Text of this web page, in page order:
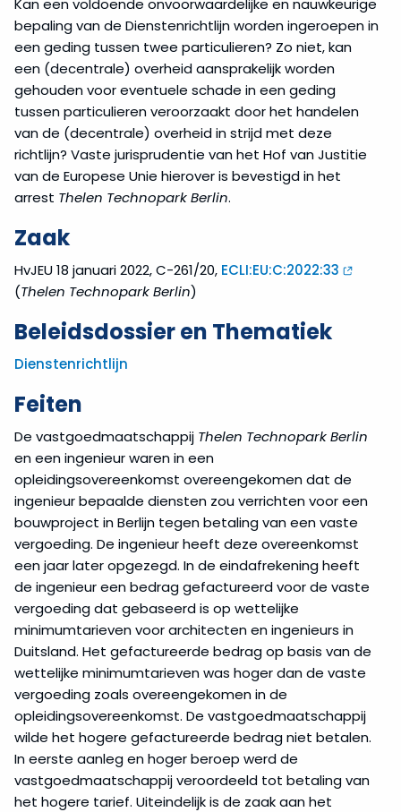
bepaling van de Dienstenrichtlijn worden ingeroepen in
een geding tussen twee particulieren? Zo niet, kan
een (decentrale) overheid aansprakelijk worden
gehouden voor eventuele schade in een geding
tussen particulieren veroorzaakt door het handelen
van de (decentrale) overheid in strijd met deze
richtlijn? Vaste jurisprudentie van het Hof van Justitie
van de Europese Unie hierover is bevestigd in het
arrest Thelen Technopark Berlin.
Zaak
HvJEU 18 januari 2022, C-261/20, ECLI:EU:C:2022:33
(Thelen Technopark Berlin)
Beleidsdossier en Thematiek
Dienstenrichtlijn
Feiten
De vastgoedmaatschappij Thelen Technopark Berlin
en een ingenieur waren in een
opleidingsovereenkomst overeengekomen dat de
ingenieur bepaalde diensten zou verrichten voor een
bouwproject in Berlijn tegen betaling van een vaste
vergoeding. De ingenieur heeft deze overeenkomst
een jaar later opgezegd. In de eindafrekening heeft
de ingenieur een bedrag gefactureerd voor de vaste
vergoeding dat gebaseerd is op wettelijke
minimumtarieven voor architecten en ingenieurs in
Duitsland. Het gefactureerde bedrag op basis van de
wettelijke minimumtarieven was hoger dan de vaste
vergoeding zoals overeengekomen in de
opleidingsovereenkomst. De vastgoedmaatschappij
wilde het hogere gefactureerde bedrag niet betalen.
In eerste aanleg en hoger beroep werd de
vastgoedmaatschappij veroordeeld tot betaling van
het hogere tarief. Uiteindelijk is de zaak aan het